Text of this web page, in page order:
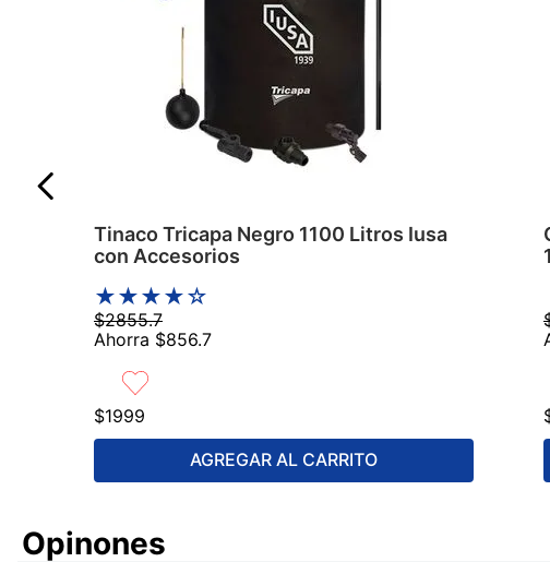
Tinaco Tricapa Negro 1100 Litros Iusa
con Accesorios
★★★★☆
$2855.7
Ahorra $856.7
$1999
AGREGAR AL CARRITO
Comentarios